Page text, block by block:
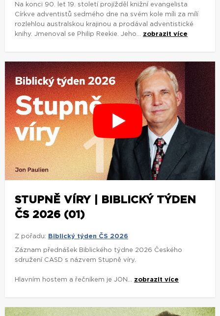
Na konci 90. let 19. století projížděl knižní evangelista
Církve adventistů sedmého dne na svém kole míli za mílí
rozlehlou australskou krajinou a prodával adventistické
knihy. Jmenoval se Philip Reekie. Jeho... zobrazit více
STUPNĚ VÍRY | BIBLICKÝ TÝDEN
ČS 2026 (01)
Z pořadu: Biblický týden ČS 2026
Záznam přednášek Biblického týdne 2026 Českého
sdružení CASD s názvem Stupně víry.
Hlavním hostem a řečníkem je JON... zobrazit více